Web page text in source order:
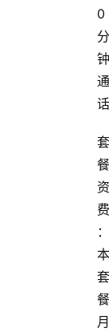
0
分
钟
通
话
套
餐
资
费
：
本
套
餐
月